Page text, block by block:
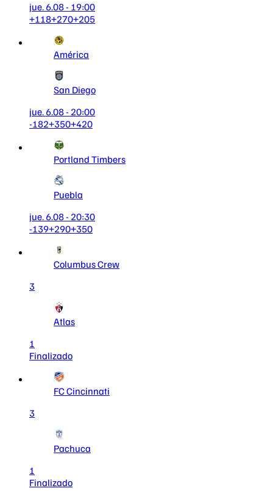
jue. 6.08 - 19:00
+118+270+205
América
San Diego
jue. 6.08 - 20:00
-182+350+420
Portland Timbers
Puebla
jue. 6.08 - 20:30
-139+290+350
Columbus Crew
3
Atlas
1
Finalizado
FC Cincinnati
3
Pachuca
1
Finalizado